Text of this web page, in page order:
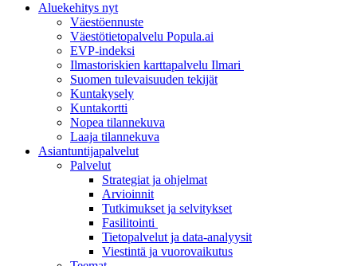
Aluekehitys nyt
Väestöennuste
Väestötietopalvelu Popula.ai
EVP-indeksi
Ilmastoriskien karttapalvelu Ilmari
Suomen tulevaisuuden tekijät
Kuntakysely
Kuntakortti
Nopea tilannekuva
Laaja tilannekuva
Asiantuntijapalvelut
Palvelut
Strategiat ja ohjelmat
Arvioinnit
Tutkimukset ja selvitykset
Fasilitointi
Tietopalvelut ja data-analyysit
Viestintä ja vuorovaikutus